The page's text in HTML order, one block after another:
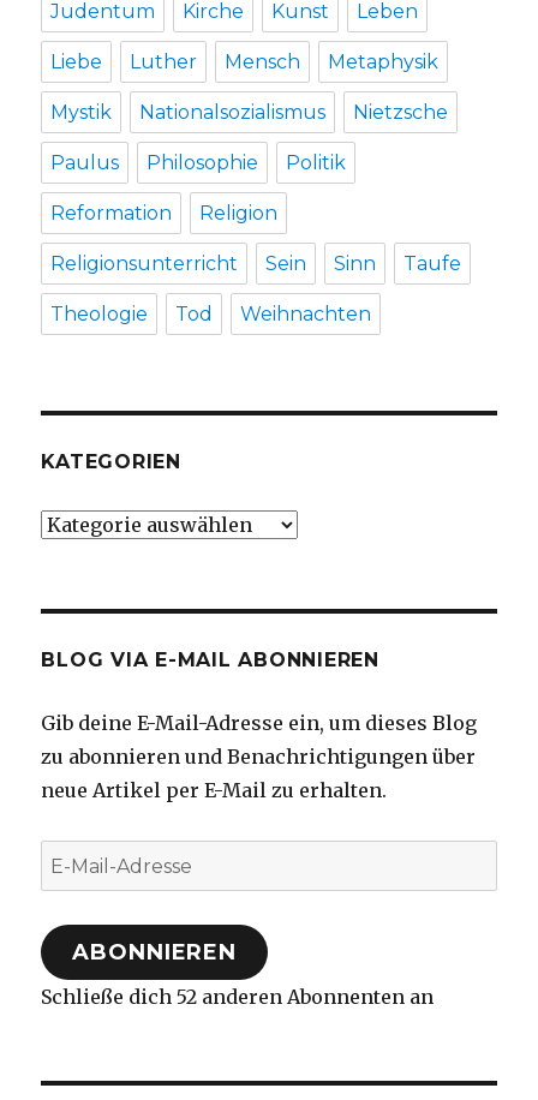
Judentum Kirche Kunst Leben
Liebe Luther Mensch Metaphysik
Mystik Nationalsozialismus Nietzsche
Paulus Philosophie Politik
Reformation Religion
Religionsunterricht Sein Sinn Taufe
Theologie Tod Weihnachten
KATEGORIEN
Kategorien
BLOG VIA E-MAIL ABONNIEREN
Gib deine E-Mail-Adresse ein, um dieses Blog
zu abonnieren und Benachrichtigungen über
neue Artikel per E-Mail zu erhalten.
E-
Mail-
Adresse
ABONNIEREN
Schließe dich 52 anderen Abonnenten an